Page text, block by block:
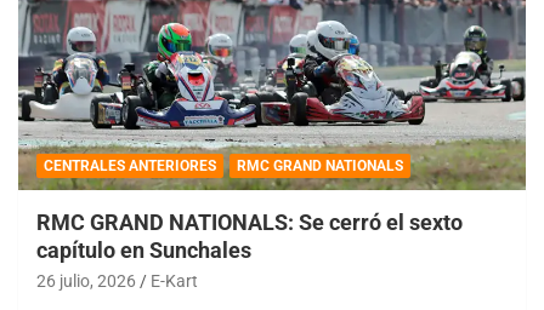
CENTRALES ANTERIORES RMC GRAND NATIONALS
RMC GRAND NATIONALS: Se cerró el sexto
capítulo en Sunchales
26 julio, 2026 E-Kart